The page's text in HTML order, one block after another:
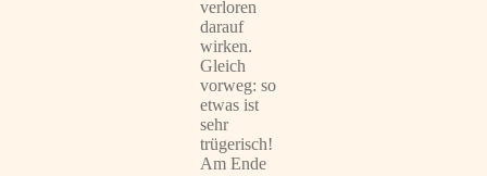
verloren
darauf
wirken.
Gleich
vorweg: so
etwas ist
sehr
trügerisch!
Am Ende